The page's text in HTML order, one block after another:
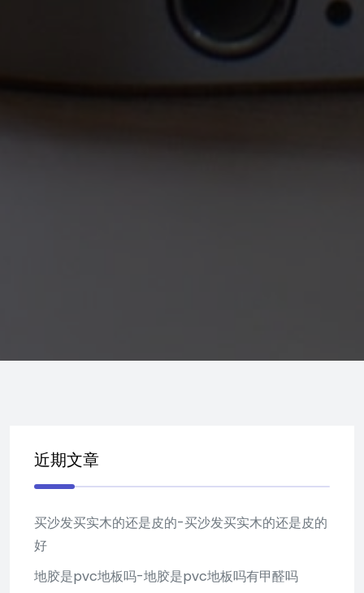
近期文章
买沙发买实木的还是皮的-买沙发买实木的还是皮的
好
地胶是pvc地板吗-地胶是pvc地板吗有甲醛吗